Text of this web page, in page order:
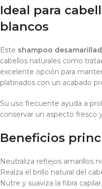
Ideal para
blancos
Este shampoo
cabellos naturales como
excelente opción para
platinados con un acabado
Su uso frecuente ayuda a
conservar un aspecto fresco
Beneficios
Neutraliza reflejos amarillos
Realza el brillo natural del
Nutre y suaviza la fibra capilar.